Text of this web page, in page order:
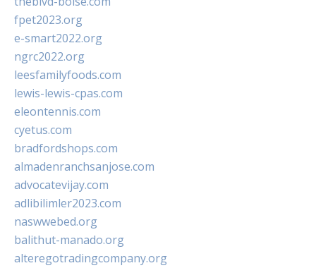
fpet2023.org
e-smart2022.org
ngrc2022.org
leesfamilyfoods.com
lewis-lewis-cpas.com
eleontennis.com
cyetus.com
bradfordshops.com
almadenranchsanjose.com
advocatevijay.com
adlibilimler2023.com
naswwebed.org
balithut-manado.org
alteregotradingcompany.org